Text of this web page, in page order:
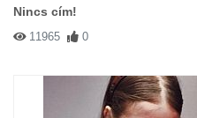
Nincs cím!
11965 0